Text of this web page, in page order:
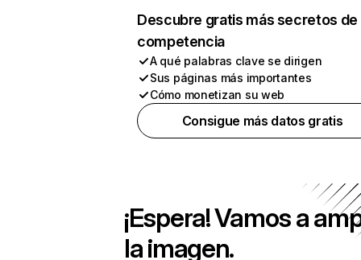
Descubre gratis más secretos de
competencia
A qué palabras clave se dirigen
Sus páginas más importantes
Cómo monetizan su web
Consigue más datos gratis
¡Espera! Vamos a
la imagen.